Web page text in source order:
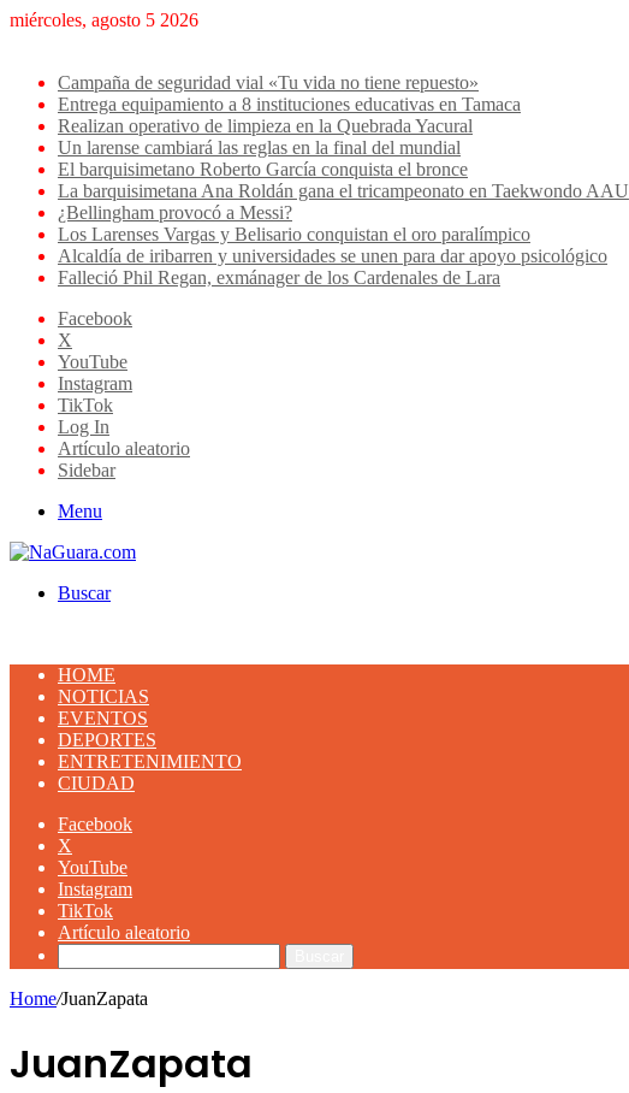
miércoles, agosto 5 2026
Campaña de seguridad vial «Tu vida no tiene repuesto»
Entrega equipamiento a 8 instituciones educativas en Tamaca
Realizan operativo de limpieza en la Quebrada Yacural
Un larense cambiará las reglas en la final del mundial
El barquisimetano Roberto García conquista el bronce
La barquisimetana Ana Roldán gana el tricampeonato en Taekwondo AAU
¿Bellingham provocó a Messi?
Los Larenses Vargas y Belisario conquistan el oro paralímpico
Alcaldía de iribarren y universidades se unen para dar apoyo psicológico
Falleció Phil Regan, exmánager de los Cardenales de Lara
Facebook
X
YouTube
Instagram
TikTok
Log In
Artículo aleatorio
Sidebar
Menu
Buscar
HOME
NOTICIAS
EVENTOS
DEPORTES
ENTRETENIMIENTO
CIUDAD
Facebook
X
YouTube
Instagram
TikTok
Artículo aleatorio
Home/JuanZapata
JuanZapata